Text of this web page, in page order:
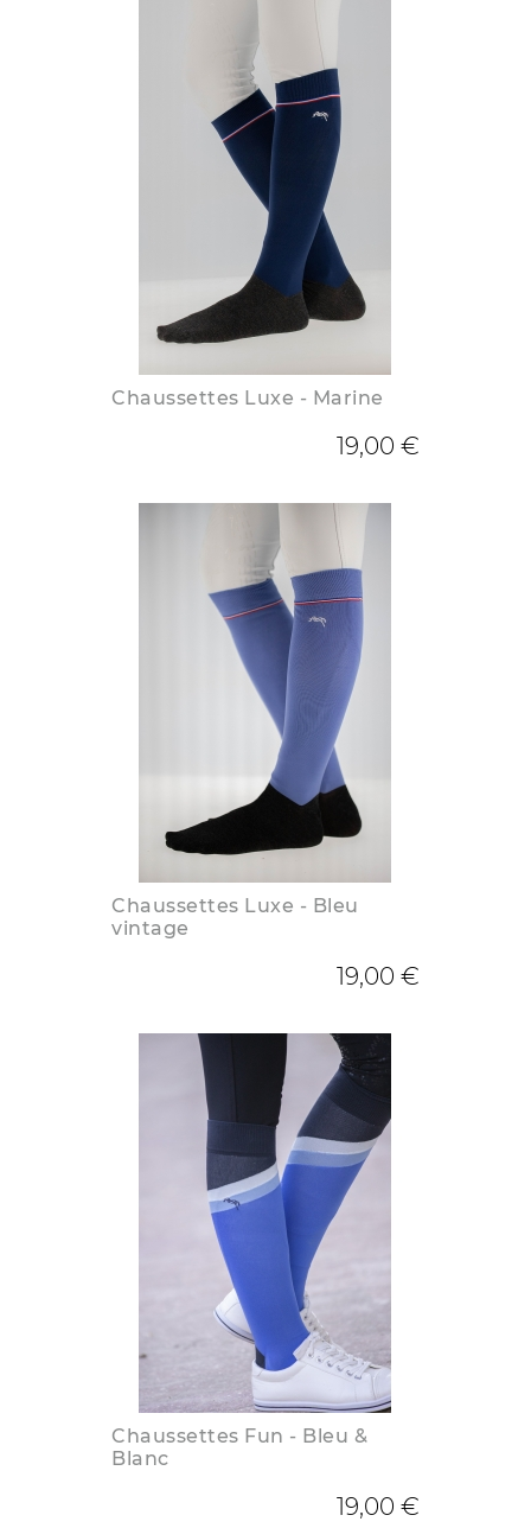
Chaussettes Luxe - Marine
19,00 €
Chaussettes Luxe - Bleu
vintage
19,00 €
Chaussettes Fun - Bleu &
Blanc
19,00 €